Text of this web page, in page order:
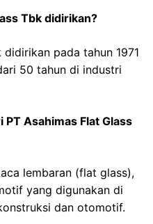
Tbk didirikan?
didirikan pada tahun 1971
50 tahun di industri
Asahimas Flat Glass
lembaran (flat glass),
yang digunakan di
dan otomotif.